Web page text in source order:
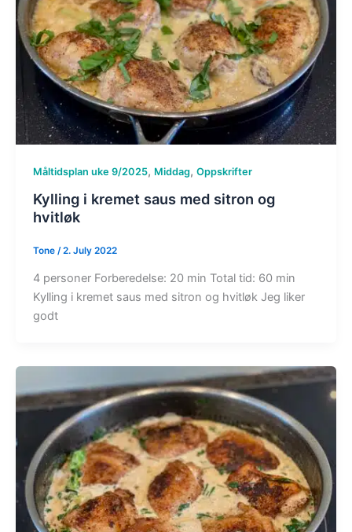
Måltidsplan uke 9/2025, Middag, Oppskrifter
Kylling i kremet saus med sitron og
hvitløk
Tone /2. July 2022
4 personer Forberedelse: 20 min Total tid: 60 min
Kylling i kremet saus med sitron og hvitløk Jeg liker
godt